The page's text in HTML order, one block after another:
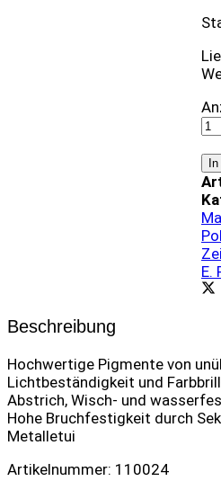
E.
Beschreibung
Hochwertige Pigmente von
Lichtbeständigkeit und
Abstrich, Wisch- und
Hohe Bruchfestigkeit durch
Metalletui
Artikelnummer: 110024